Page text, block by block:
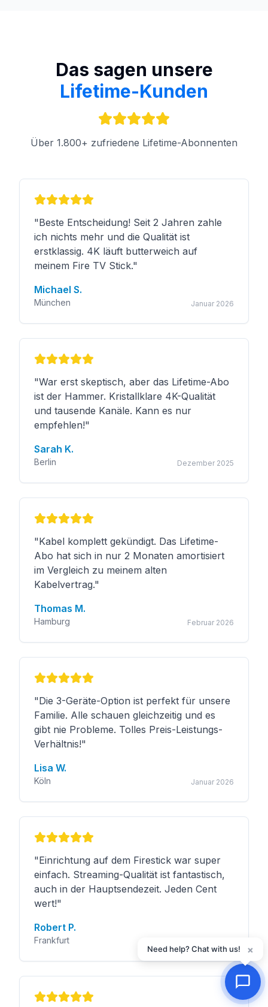
Das sagen unsere
Lifetime-Kunden
Über 1.800+ zufriedene Lifetime-Abonnenten
"Beste Entscheidung! Seit 2 Jahren zahle
ich nichts mehr und die Qualität ist
erstklassig. 4K läuft butterweich auf
meinem Fire TV Stick."
Michael S.
München Januar 2026
"War erst skeptisch, aber das Lifetime-Abo
ist der Hammer. Kristallklare 4K-Qualität
und tausende Kanäle. Kann es nur
empfehlen!"
Sarah K.
Berlin Dezember 2025
"Kabel komplett gekündigt. Das Lifetime-
Abo hat sich in nur 2 Monaten amortisiert
im Vergleich zu meinem alten
Kabelvertrag."
Thomas M.
Hamburg Februar 2026
"Die 3-Geräte-Option ist perfekt für unsere
Familie. Alle schauen gleichzeitig und es
gibt nie Probleme. Tolles Preis-Leistungs-
Verhältnis!"
Lisa W.
Köln Januar 2026
"Einrichtung auf dem Firestick war super
einfach. Streaming-Qualität ist fantastisch,
auch in der Hauptsendezeit. Jeden Cent
wert!"
Robert P.
Frankfurt
Need help? Chat with us! ×